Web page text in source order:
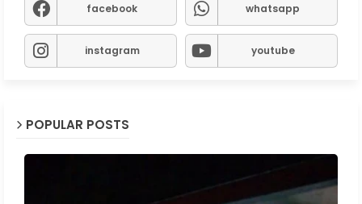
facebook whatsapp
instagram youtube
POPULAR POSTS